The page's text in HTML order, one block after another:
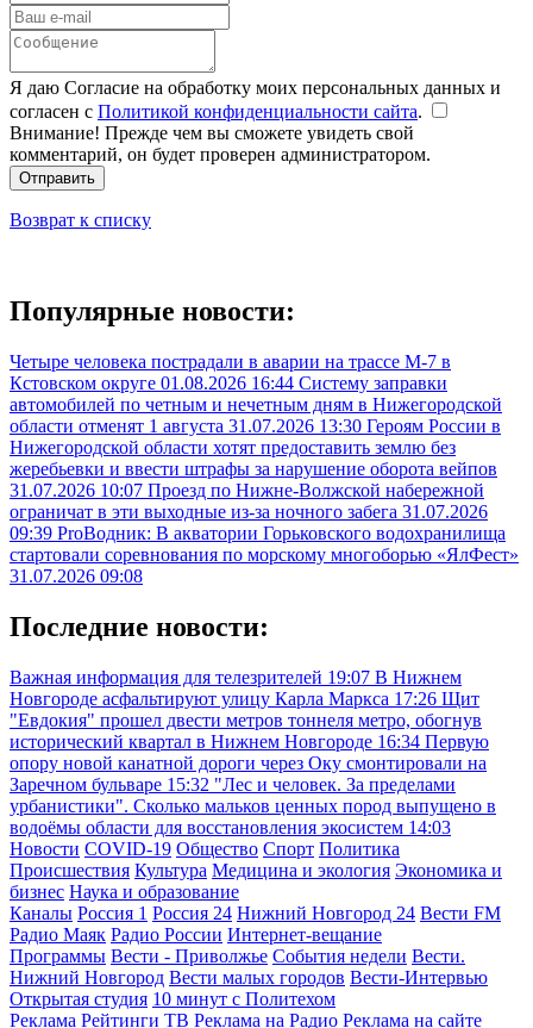
Я даю Согласие на обработку моих персональных данных и
согласен с Политикой конфиденциальности сайта.
Внимание! Прежде чем вы сможете увидеть свой
комментарий, он будет проверен администратором.
Отправить
Возврат к списку
Популярные новости:
Четыре человека пострадали в аварии на трассе М-7 в
Кстовском округе 01.08.2026 16:44 Систему заправки
автомобилей по четным и нечетным дням в Нижегородской
области отменят 1 августа 31.07.2026 13:30 Героям России в
Нижегородской области хотят предоставить землю без
жеребьевки и ввести штрафы за нарушение оборота вейпов
31.07.2026 10:07 Проезд по Нижне-Волжской набережной
ограничат в эти выходные из-за ночного забега 31.07.2026
09:39 ProВодник: В акватории Горьковского водохранилища
стартовали соревнования по морскому многоборью «ЯлФест»
31.07.2026 09:08
Последние новости:
Важная информация для телезрителей 19:07 В Нижнем
Новгороде асфальтируют улицу Карла Маркса 17:26 Щит
"Евдокия" прошел двести метров тоннеля метро, обогнув
исторический квартал в Нижнем Новгороде 16:34 Первую
опору новой канатной дороги через Оку смонтировали на
Заречном бульваре 15:32 "Лес и человек. За пределами
урбанистики". Сколько мальков ценных пород выпущено в
водоёмы области для восстановления экосистем 14:03
Новости COVID-19 Общество Спорт Политика
Происшествия Культура Медицина и экология Экономика и
бизнес Наука и образование
Каналы Россия 1 Россия 24 Нижний Новгород 24 Вести FM
Радио Маяк Радио России Интернет-вещание
Программы Вести - Приволжье События недели Вести.
Нижний Новгород Вести малых городов Вести-Интервью
Открытая студия 10 минут с Политехом
Реклама Рейтинги ТВ Реклама на Радио Реклама на сайте